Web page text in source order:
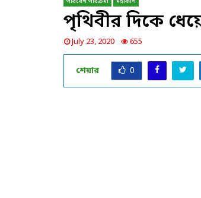
পৃথিবীর দিকে
July 23, 2020 655
শেয়ার 0